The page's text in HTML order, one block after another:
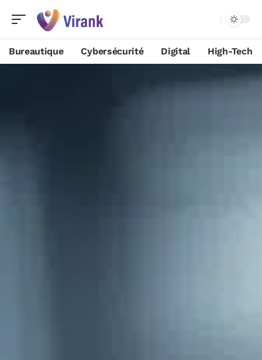
Bureautique Cybersécurité Digital High-Tech